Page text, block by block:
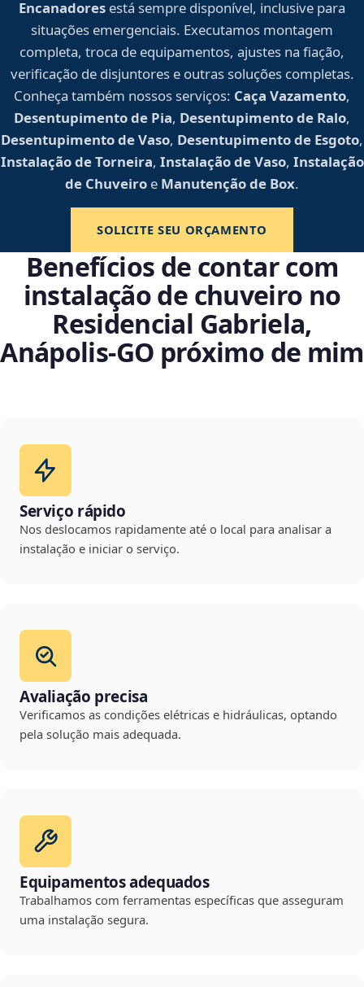
Encanadores está sempre disponível, inclusive para
situações emergenciais. Executamos montagem
completa, troca de equipamentos, ajustes na fiação,
verificação de disjuntores e outras soluções completas.
Conheça também nossos serviços: Caça Vazamento,
Desentupimento de Pia, Desentupimento de Ralo,
Desentupimento de Vaso, Desentupimento de Esgoto,
Instalação de Torneira, Instalação de Vaso, Instalação
de Chuveiro e Manutenção de Box.
SOLICITE SEU ORÇAMENTO
Benefícios de contar com
instalação de chuveiro no
Residencial Gabriela,
Anápolis‑GO próximo de mim
Serviço rápido
Nos deslocamos rapidamente até o local para analisar a
instalação e iniciar o serviço.
Avaliação precisa
Verificamos as condições elétricas e hidráulicas, optando
pela solução mais adequada.
Equipamentos adequados
Trabalhamos com ferramentas específicas que asseguram
uma instalação segura.